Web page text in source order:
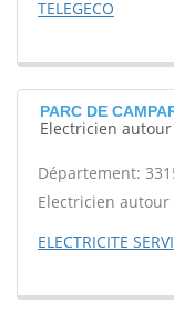
TELEGECO
PARC DE
Electricien
Département:
Electricien autour
ELECTRICITE